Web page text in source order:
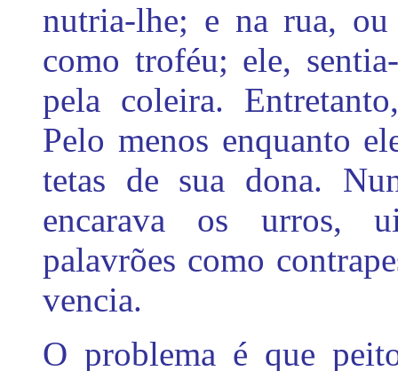
nutria-lhe; e na rua, ou
como troféu; ele,
pela coleira.
Pelo menos enquanto
tetas de sua dona.
encarava os urros,
palavrões como
vencia.
O problema é que